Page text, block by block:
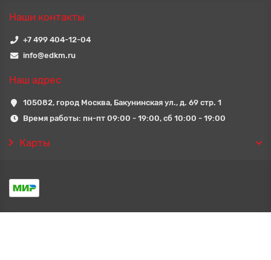
Наши контакты
+7 499 404-12-04
info@edkm.ru
Наш адрес
105082, город Москва, Бакунинская ул., д. 69 стр. 1
Время работы: пн-пт 09:00 - 19:00, сб 10:00 - 19:00
Карты